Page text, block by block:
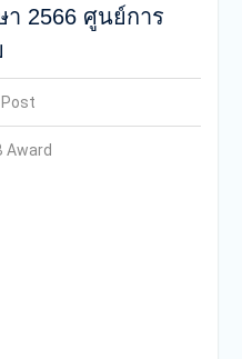
า 2566 ศูนย์การ
Post
Award